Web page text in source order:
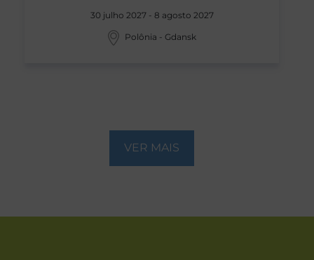
30 julho 2027 - 8 agosto 2027
Polônia - Gdansk
VER MAIS